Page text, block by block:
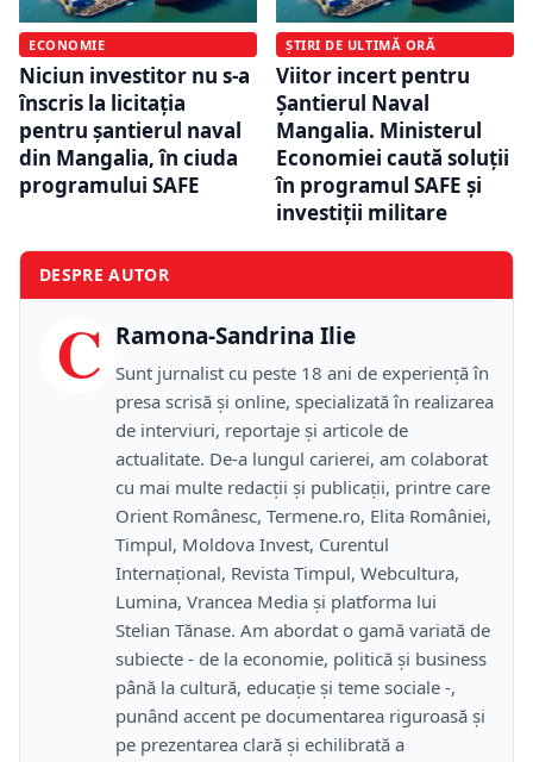
ECONOMIE
Niciun investitor nu s-a
înscris la licitația
pentru șantierul naval
din Mangalia, în ciuda
programului SAFE
ȘTIRI DE ULTIMĂ ORĂ
Viitor incert pentru
Șantierul Naval
Mangalia. Ministerul
Economiei caută soluții
în programul SAFE și
investiții militare
DESPRE AUTOR
C Ramona-Sandrina Ilie
Sunt jurnalist cu peste 18 ani de experiență în
presa scrisă și online, specializată în realizarea
de interviuri, reportaje și articole de
actualitate. De-a lungul carierei, am colaborat
cu mai multe redacții și publicații, printre care
Orient Românesc, Termene.ro, Elita României,
Timpul, Moldova Invest, Curentul
Internațional, Revista Timpul, Webcultura,
Lumina, Vrancea Media și platforma lui
Stelian Tănase. Am abordat o gamă variată de
subiecte - de la economie, politică și business
până la cultură, educație și teme sociale -,
punând accent pe documentarea riguroasă și
pe prezentarea clară și echilibrată a